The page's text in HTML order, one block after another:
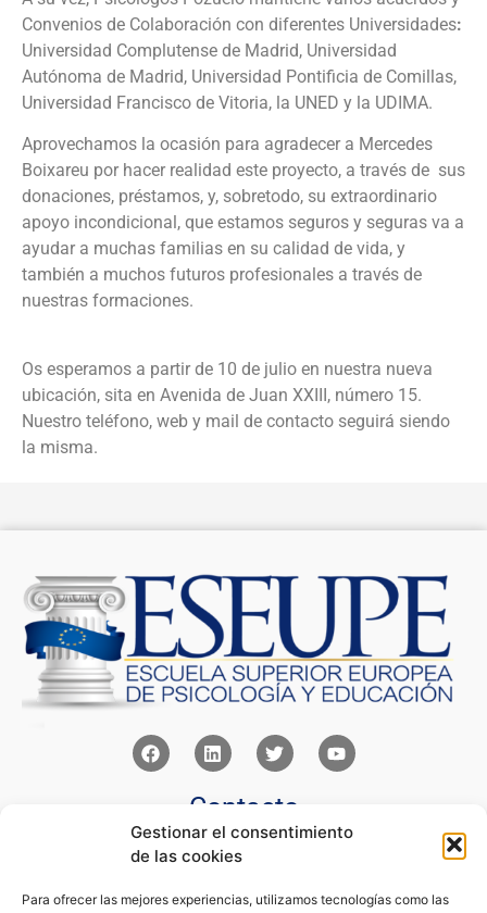
Gestionar el consentimiento
de las cookies
Para ofrecer las mejores experiencias, utilizamos tecnologías como las
Convenios de Colaboración con diferentes Universidades:
Universidad Complutense de Madrid, Universidad
Autónoma de Madrid, Universidad Pontificia de Comillas,
Universidad Francisco de Vitoria, la UNED y la UDIMA.
Aprovechamos la ocasión para agradecer a Mercedes
Boixareu por hacer realidad este proyecto, a través de sus
donaciones, préstamos, y, sobretodo, su extraordinario
apoyo incondicional, que estamos seguros y seguras va a
ayudar a muchas familias en su calidad de vida, y
también a muchos futuros profesionales a través de
nuestras formaciones.
Os esperamos a partir de 10 de julio en nuestra nueva
ubicación, sita en Avenida de Juan XXIII, número 15.
Nuestro teléfono, web y mail de contacto seguirá siendo
la misma.
Contacto
Av Juan XXIII 15b Pozuelo de Alarcón – Madrid
+34 91 352 77 28